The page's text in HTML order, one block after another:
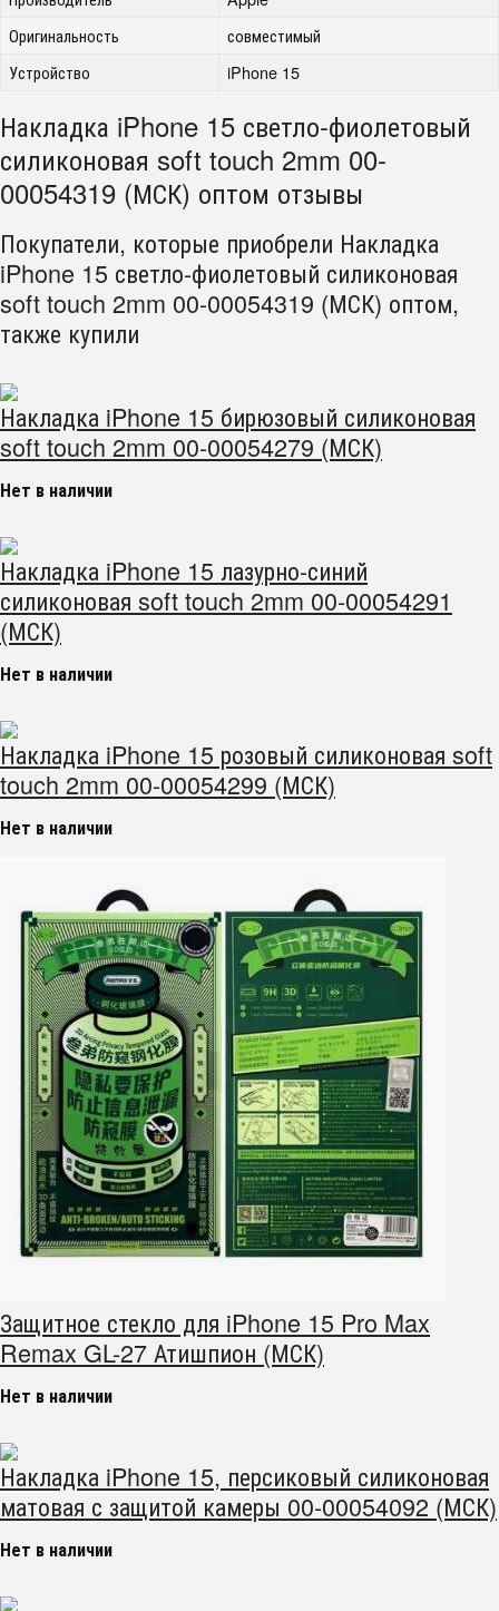
Оригинальность
совместимый
Устройство
iPhone 15
Накладка iPhone 15 светло-фиолетовый
силиконовая soft touch 2mm 00-
00054319 (МСК) оптом отзывы
Покупатели, которые приобрели Накладка
iPhone 15 светло-фиолетовый силиконовая
soft touch 2mm 00-00054319 (МСК) оптом,
также купили
Накладка iPhone 15 бирюзовый силиконовая
soft touch 2mm 00-00054279 (МСК)
Нет в наличии
Накладка iPhone 15 лазурно-синий
силиконовая soft touch 2mm 00-00054291
(МСК)
Нет в наличии
Накладка iPhone 15 розовый силиконовая soft
touch 2mm 00-00054299 (МСК)
Нет в наличии
Защитное стекло для iPhone 15 Pro Max
Remax GL-27 Атишпион (МСК)
Нет в наличии
Накладка iPhone 15, персиковый силиконовая
матовая с защитой камеры 00-00054092 (МСК)
Нет в наличии